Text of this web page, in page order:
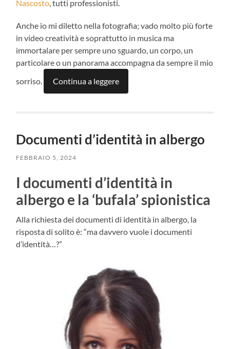
Nascosto , tutti professionisti.
Anche io mi diletto nella fotografia; vado molto più forte
in video creatività e soprattutto in musica ma
immortalare per sempre uno sguardo, un corpo, un
particolare o un panorama accompagna da sempre il mio
sorriso.
Continua a leggere
Documenti d’identità in albergo
FEBBRAIO 5, 2024
I documenti d’identità in
albergo e la ‘bufala’ spionistica
Alla richiesta dei documenti di identità in albergo, la
risposta di solito è: “ma davvero vuole i documenti
d’identità…?”